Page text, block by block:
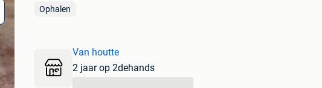
Ophalen
Van houtte
2 jaar op 2dehands